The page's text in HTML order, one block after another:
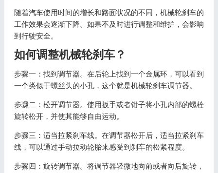
随着汽车使用时间的增长和路面状况的不同，机械轮刹车的
工作效果会逐渐下降。如果不及时进行调整和维护，会影响
到行驶安全。
如何调整机械轮刹车？
步骤一：找到调节器。在后轮上找到一个金属环，可以看到
一个类似于螺丝头的小孔，这个就是机械轮刹车调节器。
步骤二：松开调节器。使用扳手或者钳子将小孔内部的螺栓
旋转松开，并使其能够自由运动。
步骤三：适当拉紧刹车线。在调节器松开后，适当拉紧刹车
线，可以通过手动拉动轮胎来感受到刹车的松紧程度。
步骤四：旋转调节器。将调节器轻微地向前或者向后旋转，